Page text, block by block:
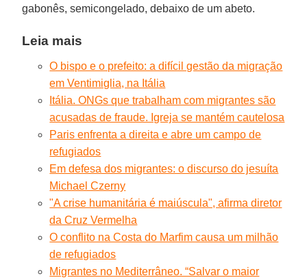
gabonês, semicongelado, debaixo de um abeto.
Leia mais
O bispo e o prefeito: a difícil gestão da migração
em Ventimiglia, na Itália
Itália. ONGs que trabalham com migrantes são
acusadas de fraude. Igreja se mantém cautelosa
Paris enfrenta a direita e abre um campo de
refugiados
Em defesa dos migrantes: o discurso do jesuíta
Michael Czerny
"A crise humanitária é maiúscula", afirma diretor
da Cruz Vermelha
O conflito na Costa do Marfim causa um milhão
de refugiados
Migrantes no Mediterrâneo. “Salvar o maior